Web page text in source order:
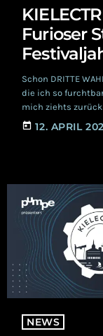
Furioser
Schon DRITTE
die ich so
mich ziehts zurück
Aber Kiel ist auch
gar
today 12. APRIL
NEWS